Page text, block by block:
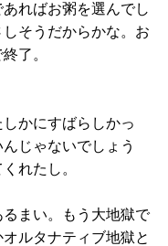
ればお粥を選んでし
そうだからかな。お
了。
かにすばらしかっ
じゃないでしょう
れたし。
まい。もう大地獄で
ルタナティブ地獄と